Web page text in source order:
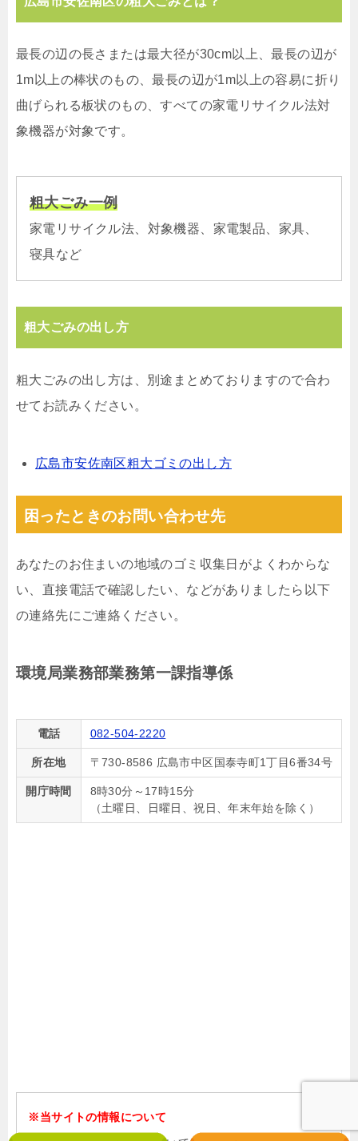
最長の辺の長さまたは最大径が30cm以上、最長の辺が
1m以上の棒状のもの、最長の辺が1m以上の容易に折り
曲げられる板状のもの、すべての家電リサイクル法対
象機器が対象です。
粗大ごみ一例
家電リサイクル法、対象機器、家電製品、家具、
寝具など
粗大ごみの出し方
粗大ごみの出し方は、別途まとめておりますので合わ
せてお読みください。
広島市安佐南区粗大ゴミの出し方
困ったときのお問い合わせ先
あなたのお住まいの地域のゴミ収集日がよくわからな
い、直接電話で確認したい、などがありましたら以下
の連絡先にご連絡ください。
環境局業務部業務第一課指導係
電話 082-504-2220
所在地 〒730-8586 広島市中区国泰寺町1丁目6番34号
開庁時間
8時30分～17時15分
（土曜日、日曜日、祝日、年末年始を除く）
※当サイトの情報について